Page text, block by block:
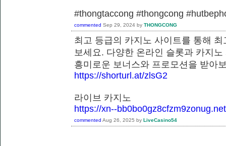
#thongtaccong #thongcong
commented Sep 29, 2024 by THONGCONG
최고 등급의 카지노 사이트를 통해
보세요. 다양한 온라인 슬롯과 카지
흥미로운 보너스와 프로모션을
https://shorturl.at/zlsG2
라이브 카지노
https://xn--bb0bo0gz8cfzm9zonug.net
commented Aug 26, 2025 by LiveCasino54